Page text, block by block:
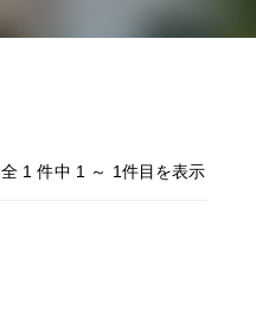
全 1 件中 1 ～ 1件目を表示